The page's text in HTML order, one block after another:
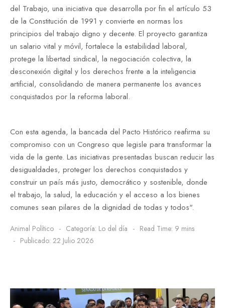
del Trabajo, una iniciativa que desarrolla por fin el artículo 53
de la Constitución de 1991 y convierte en normas los
principios del trabajo digno y decente. El proyecto garantiza
un salario vital y móvil, fortalece la estabilidad laboral,
protege la libertad sindical, la negociación colectiva, la
desconexión digital y los derechos frente a la inteligencia
artificial, consolidando de manera permanente los avances
conquistados por la reforma laboral.
Con esta agenda, la bancada del Pacto Histórico reafirma su
compromiso con un Congreso que legisle para transformar la
vida de la gente. Las iniciativas presentadas buscan reducir las
desigualdades, proteger los derechos conquistados y
construir un país más justo, democrático y sostenible, donde
el trabajo, la salud, la educación y el acceso a los bienes
comunes sean pilares de la dignidad de todas y todos".
Animal Político Categoría: Lo del día
Read Time: 9 mins
Publicado: 22 Julio 2026